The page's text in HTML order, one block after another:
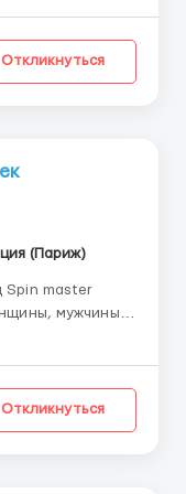
переработке 14.6 евро /час брутто. ...
Откликнуться
(Париж)
)
Откликнуться